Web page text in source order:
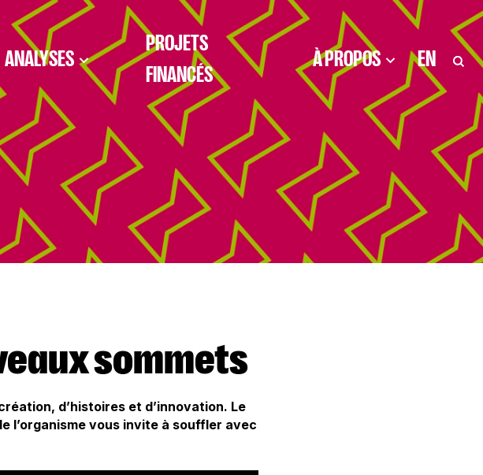
ANALYSES
PROJETS
FINANCÉS
À PROPOS EN
sommets
d’histoires et d’innovation. Le
l’organisme vous invite à souffler avec